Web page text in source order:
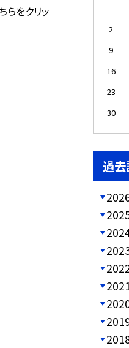
らをクリッ
2
9
16
23
30
過